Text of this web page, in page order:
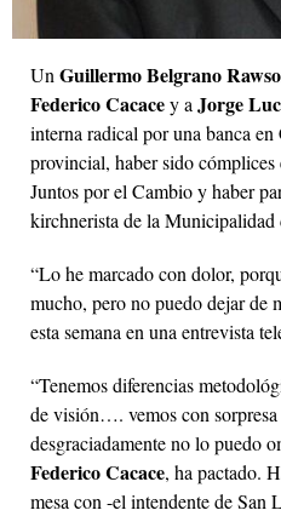
Un Guillermo Belgrano
Federico Cacacey a Jorge
interna radical por una banca
provincial, haber sido
Juntos por el Cambio y haber
kirchnerista de la Municipalidad
“Lo he marcado con dolor,
mucho, pero no puedo dejar de
esta semana en una entrevista
“Tenemos diferencias
de visión…. vemos con
desgraciadamente no lo puedo
Federico Cacace, ha pactado.
mesa con -el intendente de San